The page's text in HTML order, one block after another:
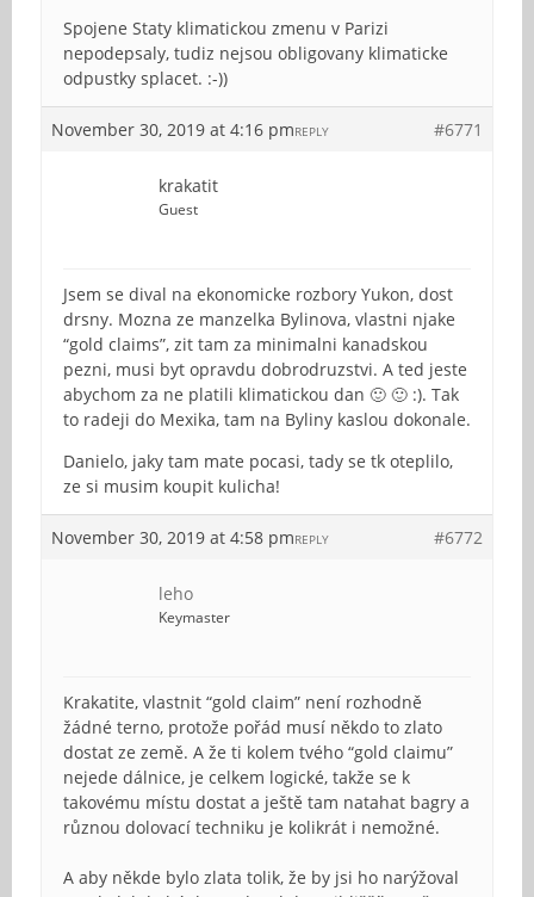
Spojene Staty klimatickou zmenu v Parizi
nepodepsaly, tudiz nejsou obligovany klimaticke
odpustky splacet. :-))
November 30, 2019 at 4:16 pm #6771
REPLY
krakatit
Guest
Jsem se dival na ekonomicke rozbory Yukon, dost
drsny. Mozna ze manzelka Bylinova, vlastni njake
“gold claims”, zit tam za minimalni kanadskou
pezni, musi byt opravdu dobrodruzstvi. A ted jeste
abychom za ne platili klimatickou dan 🙂 🙂 :). Tak
to radeji do Mexika, tam na Byliny kaslou dokonale.
Danielo, jaky tam mate pocasi, tady se tk oteplilo,
ze si musim koupit kulicha!
November 30, 2019 at 4:58 pm #6772
REPLY
leho
Keymaster
Krakatite, vlastnit “gold claim” není rozhodně
žádné terno, protože pořád musí někdo to zlato
dostat ze země. A že ti kolem tvého “gold claimu”
nejede dálnice, je celkem logické, takže se k
takovému místu dostat a ještě tam natahat bagry a
různou dolovací techniku je kolikrát i nemožné.
A aby někde bylo zlata tolik, že by jsi ho narýžoval